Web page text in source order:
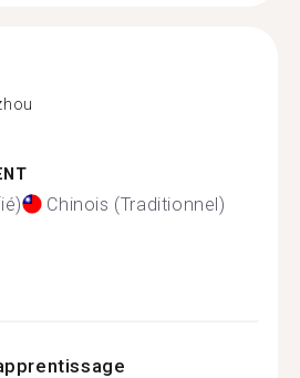
Chinois (Traditionnel)